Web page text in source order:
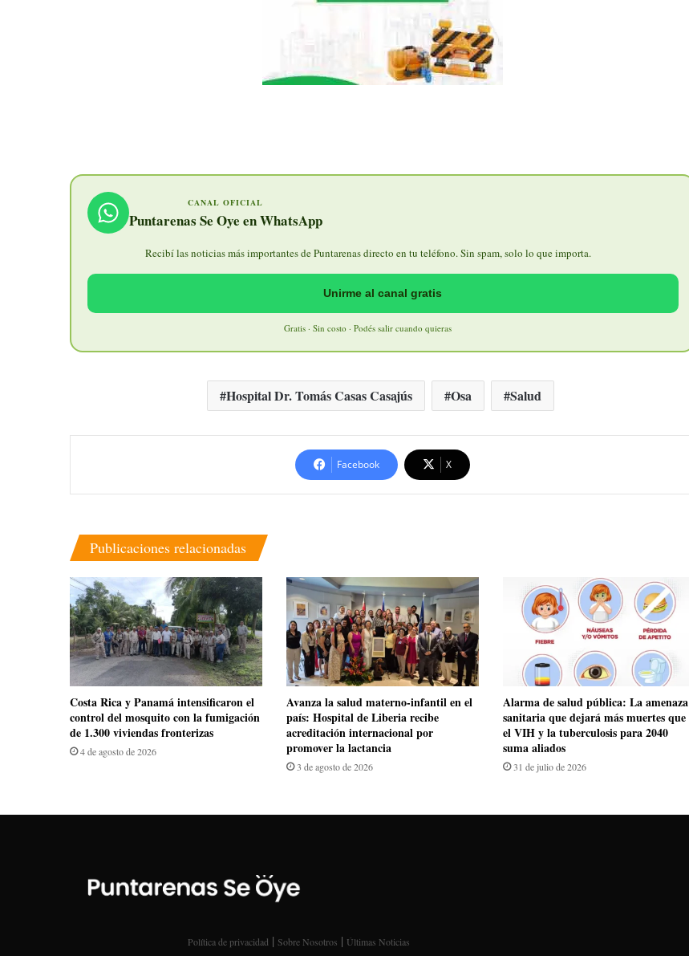
CANAL OFICIAL
Puntarenas Se Oye en WhatsApp
Recibí las noticias más importantes de Puntarenas directo en tu teléfono. Sin spam, solo lo que importa.
Unirme al canal gratis
Gratis · Sin costo · Podés salir cuando quieras
Hospital Dr. Tomás Casas Casajús Osa Salud
Facebook X
Publicaciones relacionadas
Costa Rica y Panamá intensificaron el
control del mosquito con la fumigación
de 1.300 viviendas fronterizas
4 de agosto de 2026
Avanza la salud materno-infantil en el
país: Hospital de Liberia recibe
acreditación internacional por
promover la lactancia
3 de agosto de 2026
​Alarma de salud pública: La amenaza
sanitaria que dejará más muertes que
el VIH y la tuberculosis para 2040
suma aliados
31 de julio de 2026
Política de privacidad | Sobre Nosotros | Últimas Noticias